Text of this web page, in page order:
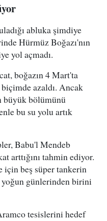
abluka şimdiye
Hürmüz Boğazı'nın
yol açmadı.
boğazın 4 Mart'ta
azaldı. Ancak
büyük bölümünü
bu su yolu artık
Babu'l Mendeb
arttığını tahmin ediyor.
için beş süper tankerin
yoğun günlerinden birini
tesislerini hedef